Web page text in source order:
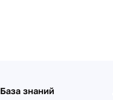
База знаний